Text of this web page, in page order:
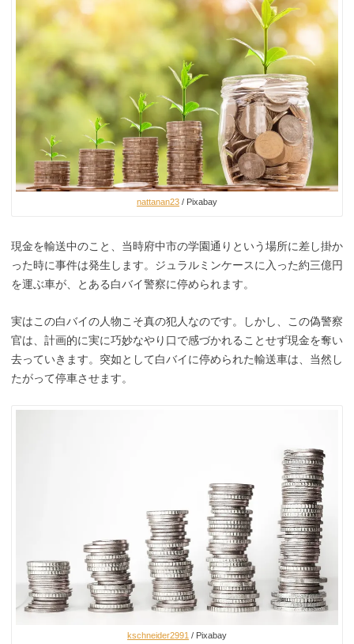
nattanan23 / Pixabay
現金を輸送中のこと、当時府中市の学園通りという場所に差し掛か
った時に事件は発生します。ジュラルミンケースに入った約三億円
を運ぶ車が、とある白バイ警察に停められます。
実はこの白バイの人物こそ真の犯人なのです。しかし、この偽警察
官は、計画的に実に巧妙なやり口で感づかれることせず現金を奪い
去っていきます。突如として白バイに停められた輸送車は、当然し
たがって停車させます。
kschneider2991 / Pixabay